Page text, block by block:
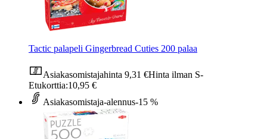
Tactic palapeli Gingerbread Cuties 200 palaa
Asiakasomistajahinta 9,31 €Hinta ilman S-
Etukorttia:10,95 €
Asiakasomistaja-alennus-15 %